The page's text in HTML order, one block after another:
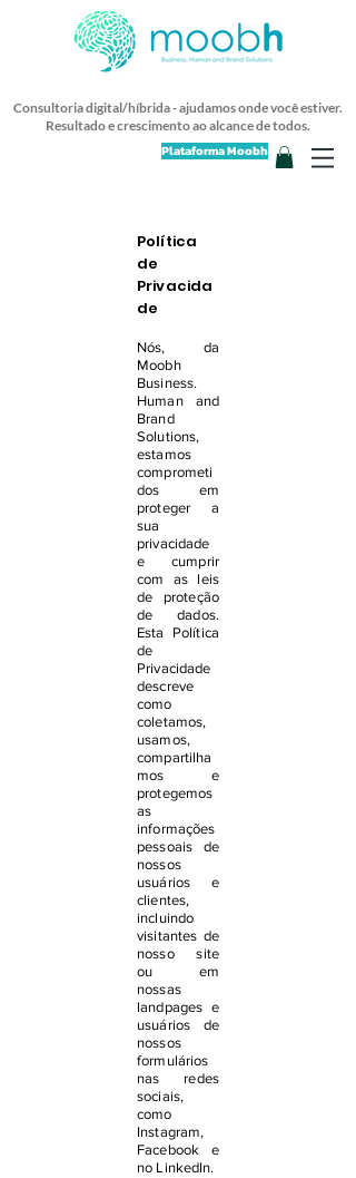
Consultoria digital/híbrida - ajudamos onde você estiver.
Resultado e crescimento ao alcance de todos.
Plataforma Moobh
Política
de
Privacida
de
Nós, da
Moobh
Business.
Human and
Brand
Solutions,
estamos
comprometi
dos em
proteger a
sua
privacidade
e cumprir
com as leis
de proteção
de dados.
Esta Política
de
Privacidade
descreve
como
coletamos,
usamos,
compartilha
mos e
protegemos
as
informações
pessoais de
nossos
usuários e
clientes,
incluindo
visitantes de
nosso site
ou em
nossas
landpages e
usuários de
nossos
formulários
nas redes
sociais,
como
Instagram,
Facebook e
no LinkedIn.